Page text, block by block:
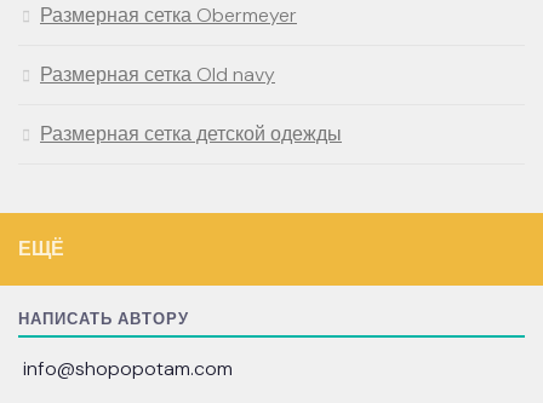
Размерная сетка Obermeyer
Размерная сетка Old navy
Размерная сетка детской одежды
ЕЩЁ
НАПИСАТЬ АВТОРУ
info@shopopotam.com